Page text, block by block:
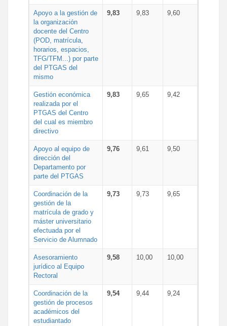
Apoyo a la gestión de
la organización
docente del Centro
(POD, matrícula,
horarios, espacios,
TFG/TFM...) por parte
del PTGAS del
mismo
9,83 9,83 9,60
Gestión económica
realizada por el
PTGAS del Centro
del cual es miembro
directivo
9,83 9,65 9,42
Apoyo al equipo de
dirección del
Departamento por
parte del PTGAS
9,76 9,61 9,50
Coordinación de la
gestión de la
matrícula de grado y
máster universitario
efectuada por el
Servicio de Alumnado
9,73 9,73 9,65
Asesoramiento
jurídico al Equipo
Rectoral
9,58 10,00 10,00
Coordinación de la
gestión de procesos
académicos del
estudiantado
9,54 9,44 9,24